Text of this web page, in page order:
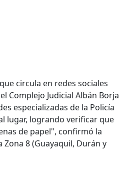
circula en redes sociales
Complejo Judicial Albán Borja
especializadas de la Policía
lugar, logrando verificar que
de papel", confirmó la
Zona 8 (Guayaquil, Durán y